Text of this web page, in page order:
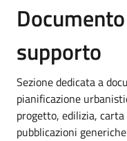
supporto
Sezione dedicata a
pianificazione
progetto, edilizia,
pubblicazioni generiche